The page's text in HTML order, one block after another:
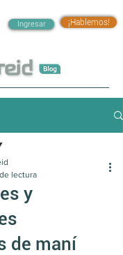
¡Hablemos!
Ingresar
y
de maní
lectura